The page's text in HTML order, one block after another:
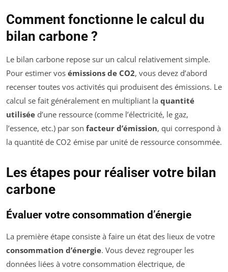
Comment fonctionne le calcul du
bilan carbone ?
Le bilan carbone repose sur un calcul relativement simple.
Pour estimer vos émissions de CO2, vous devez d’abord
recenser toutes vos activités qui produisent des émissions. Le
calcul se fait généralement en multipliant la quantité
utilisée d’une ressource (comme l’électricité, le gaz,
l’essence, etc.) par son facteur d’émission, qui correspond à
la quantité de CO2 émise par unité de ressource consommée.
Les étapes pour réaliser votre bilan
carbone
Évaluer votre consommation d’énergie
La première étape consiste à faire un état des lieux de votre
consommation d’énergie. Vous devez regrouper les
données liées à votre consommation électrique, de